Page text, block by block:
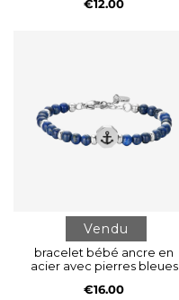
€12.00
Vendu
bracelet bébé ancre en
acier avec pierres bleues
€16.00